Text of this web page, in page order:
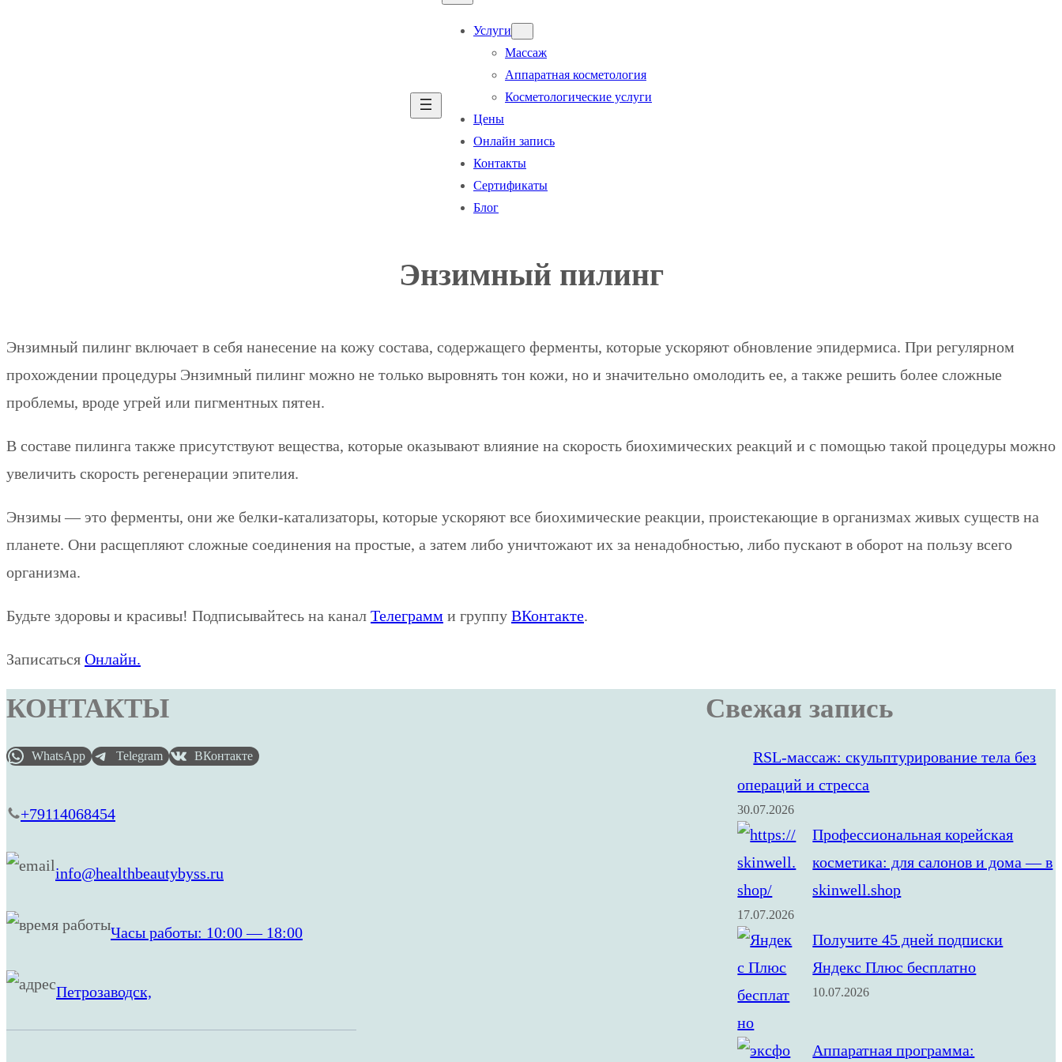
Услуги
Массаж
Аппаратная косметология
Косметологические услуги
Цены
Онлайн запись
Контакты
Сертификаты
Блог
Энзимный пилинг
Энзимный пилинг включает в себя нанесение на кожу состава, содержащего ферменты, которые ускоряют обновление эпидермиса. При регулярном
прохождении процедуры Энзимный пилинг можно не только выровнять тон кожи, но и значительно омолодить ее, а также решить более сложные
проблемы, вроде угрей или пигментных пятен.
В составе пилинга также присутствуют вещества, которые оказывают влияние на скорость биохимических реакций и с помощью такой процедуры можно
увеличить скорость регенерации эпителия.
Энзимы — это ферменты, они же белки-катализаторы, которые ускоряют все биохимические реакции, проистекающие в организмах живых существ на
планете. Они расщепляют сложные соединения на простые, а затем либо уничтожают их за ненадобностью, либо пускают в оборот на пользу всего
организма.
Будьте здоровы и красивы! Подписывайтесь на канал Телеграмм и группу ВКонтакте.
Записаться Онлайн.
КОНТАКТЫ
WhatsApp Telegram ВКонтакте
+79114068454
info@healthbeautybyss.ru
Часы работы: 10:00 — 18:00
Петрозаводск,
Свежая запись
RSL‑массаж: скульптурирование тела без
операций и стресса
30.07.2026
Профессиональная корейская
косметика: для салонов и дома — в
skinwell.shop
17.07.2026
Получите 45 дней подписки
Яндекс Плюс бесплатно
10.07.2026
Аппаратная программа: